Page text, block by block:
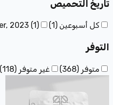
تاريخ التحميص
كل أسبوعين (
1
)
2023 (1 )
التوفر
متوفر (
368
) غير متوفر (
118
)